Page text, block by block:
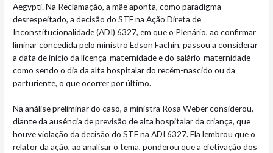
Aegypti. Na Reclamação, a mãe aponta, como paradigma
desrespeitado, a decisão do STF na Ação Direta de
Inconstitucionalidade (ADI) 6327, em que o Plenário, ao confirmar
liminar concedida pelo ministro Edson Fachin, passou a considerar
a data de início da licença-maternidade e do salário-maternidade
como sendo o dia da alta hospitalar do recém-nascido ou da
parturiente, o que ocorrer por último.
Na análise preliminar do caso, a ministra Rosa Weber considerou,
diante da ausência de previsão de alta hospitalar da criança, que
houve violação da decisão do STF na ADI 6327. Ela lembrou que o
relator da ação, ao analisar o tema, ponderou que a efetivação dos